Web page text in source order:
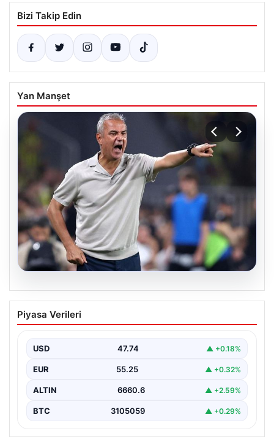
Bizi Takip Edin
Yan Manşet
08.08.2026
Fenerbahçe’de Şaşırtan Karar: İsmail
Kartal’dan Yıldız İsme Kapıyı Gösterdi
devam ederken, kulüp içi stratejilerde önemli bir
değişiklik…
Piyasa Verileri
USD 47.74 ▲ +0.18%
EUR 55.25 ▲ +0.32%
ALTIN 6660.6 ▲ +2.59%
BTC 3105059 ▲ +0.29%